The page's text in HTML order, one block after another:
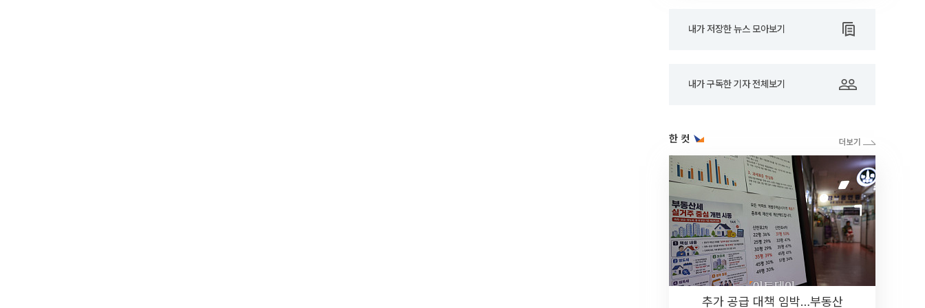
내가 저장한 뉴스 모아보기
내가 구독한 기자 전체보기
한 컷
추가 공급 대책 임박…부동산